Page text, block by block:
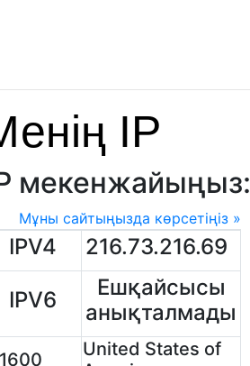
IP
мекенжайыңыз:
Мұны сайтыңызда көрсетіңіз »
IPV4 216.73.216.69
IPV6
Ешқайсысы
анықталмады
United States of